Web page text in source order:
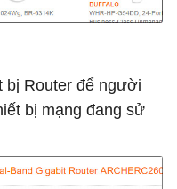
bị Router để người
bị mạng đang sử